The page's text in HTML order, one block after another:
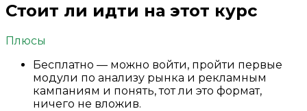
Стоит ли идти на этот курс
Плюсы
Бесплатно — можно войти, пройти первые
модули по анализу рынка и рекламным
кампаниям и понять, тот ли это формат,
ничего не вложив.